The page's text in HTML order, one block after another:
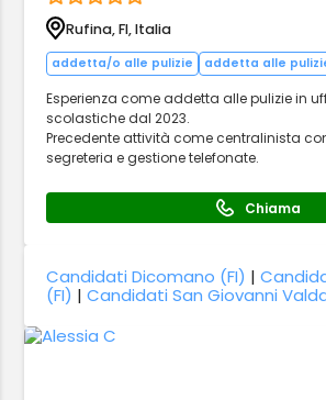
Rufina, FI, Italia
addetta/o alle pulizie addetta alle
Esperienza come addetta alle pulizie in
scolastiche dal 2023.
Precedente attività come centralinista
segreteria e gestione telefonate.
Chiama
Candidati Dicomano (FI) |
(FI) |Candidati San Giovanni